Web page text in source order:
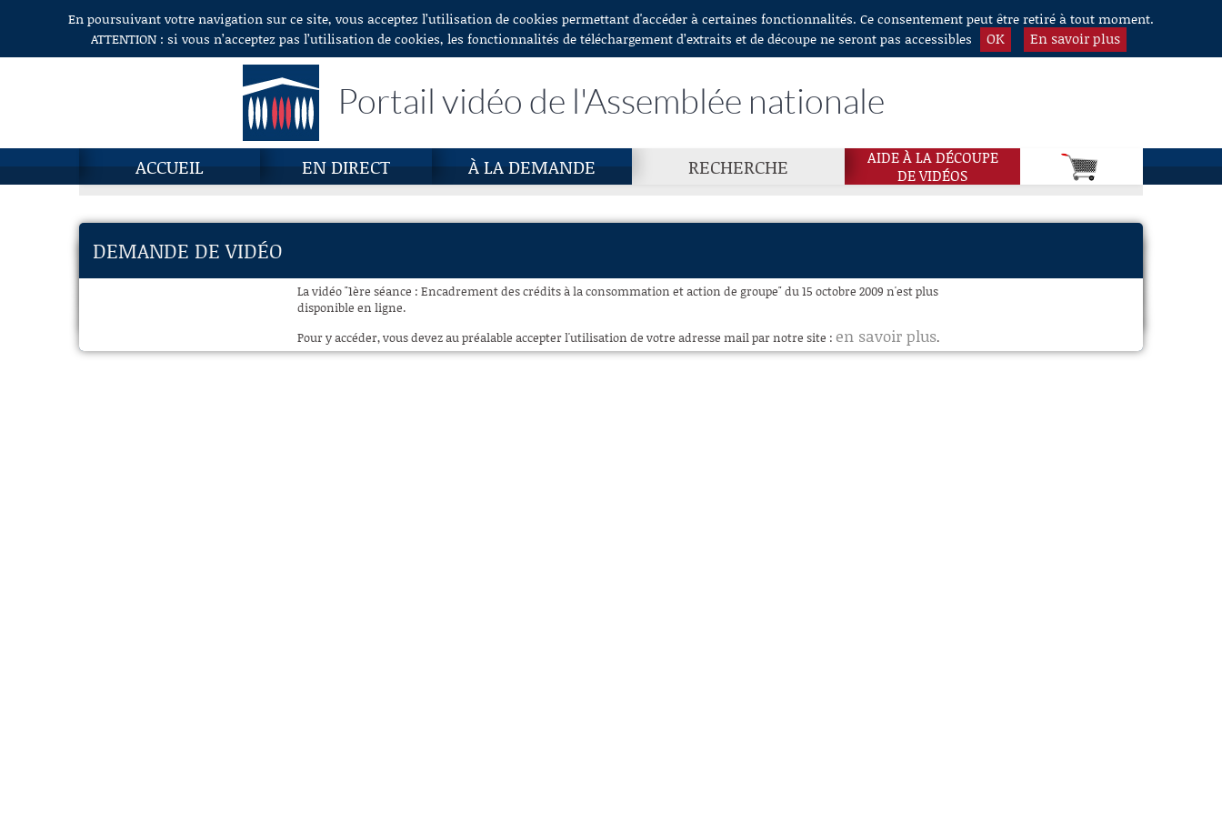
Aller au contenuEn poursuivant votre navigation sur ce site, vous acceptez l’utilisation de cookies permettant d'accéder à certaines fonctionnalités. Ce consentement peut être retiré à tout moment.
ATTENTION : si vous n’acceptez pas l’utilisation de cookies, les fonctionnalités de téléchargement d’extraits et de découpe ne seront pas accessibles
OK En savoir plus
Portail vidéo de l'Assemblée nationale
ACCUEIL EN DIRECT À LA DEMANDE RECHERCHE
AIDE À LA DÉCOUPE
DE VIDÉOS
DEMANDE DE VIDÉO
La vidéo "1ère séance : Encadrement des crédits à la consommation et action de groupe" du 15 octobre 2009 n'est plus
disponible en ligne.
Pour y accéder, vous devez au préalable accepter l'utilisation de votre adresse mail par notre site : en savoir plus.